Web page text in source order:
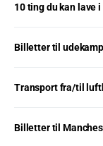
10 ting du kan lave
Billetter til
Transport fra/til
Billetter til